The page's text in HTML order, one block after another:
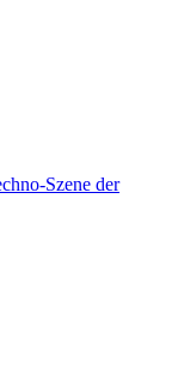
Szene der